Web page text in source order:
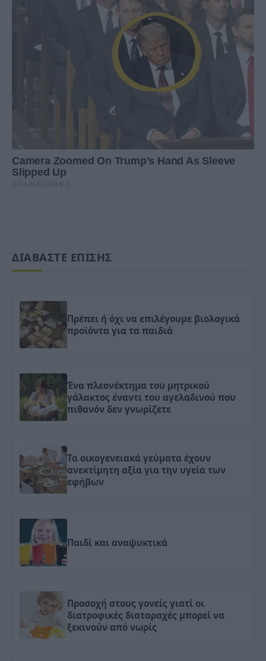
ΔΙΑΒΑΣΤΕ ΕΠΙΣΗΣ
Πρέπει ή όχι να επιλέγουμε βιολογικά
προϊόντα για τα παιδιά
Ένα πλεονέκτημα του μητρικού
γάλακτος έναντι του αγελαδινού που
πιθανόν δεν γνωρίζετε
Τα οικογενειακά γεύματα έχουν
ανεκτίμητη αξία για την υγεία των
εφήβων
Παιδί και αναψυκτικά
Προσοχή στους γονείς γιατί οι
διατροφικές διαταραχές μπορεί να
ξεκινούν από νωρίς